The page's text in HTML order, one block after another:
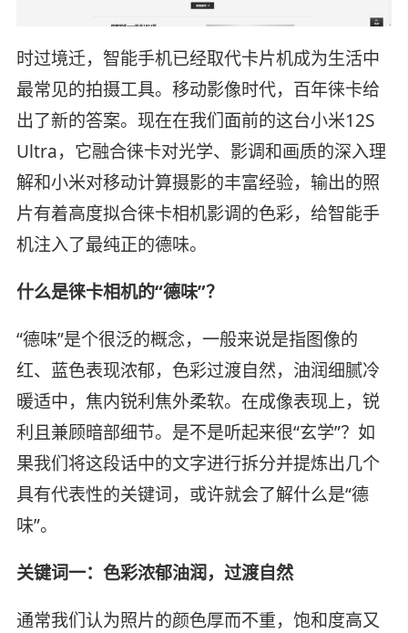
时过境迁，智能手机已经取代卡片机成为生活中
最常见的拍摄工具。移动影像时代，百年徕卡给
出了新的答案。现在在我们面前的这台小米12S
Ultra，它融合徕卡对光学、影调和画质的深入理
解和小米对移动计算摄影的丰富经验，输出的照
片有着高度拟合徕卡相机影调的色彩，给智能手
机注入了最纯正的德味。
什么是徕卡相机的“德味”？
“德味”是个很泛的概念，一般来说是指图像的
红、蓝色表现浓郁，色彩过渡自然，油润细腻冷
暖适中，焦内锐利焦外柔软。在成像表现上，锐
利且兼顾暗部细节。是不是听起来很“玄学”？如
果我们将这段话中的文字进行拆分并提炼出几个
具有代表性的关键词，或许就会了解什么是“德
味”。
关键词一：色彩浓郁油润，过渡自然
通常我们认为照片的颜色厚而不重，饱和度高又